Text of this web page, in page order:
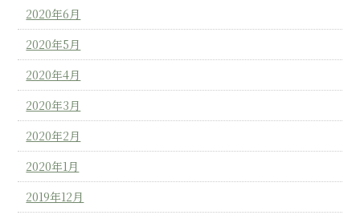
2020年6月
2020年5月
2020年4月
2020年3月
2020年2月
2020年1月
2019年12月